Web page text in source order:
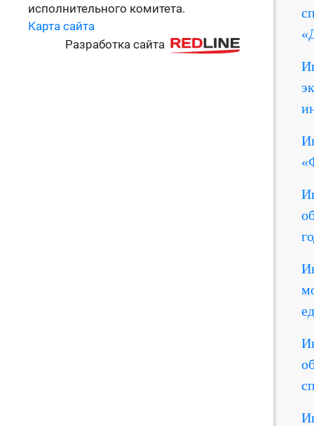
исполнительного комитета.
Карта сайта
Разработка сайта